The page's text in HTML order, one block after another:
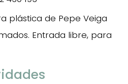
plástica de Pepe Veiga
Entrada libre, para